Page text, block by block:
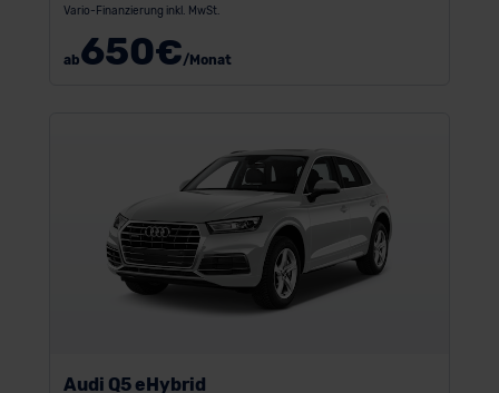
Vario-Finanzierung inkl. MwSt.
ab650€/Monat
Audi Q5 eHybrid